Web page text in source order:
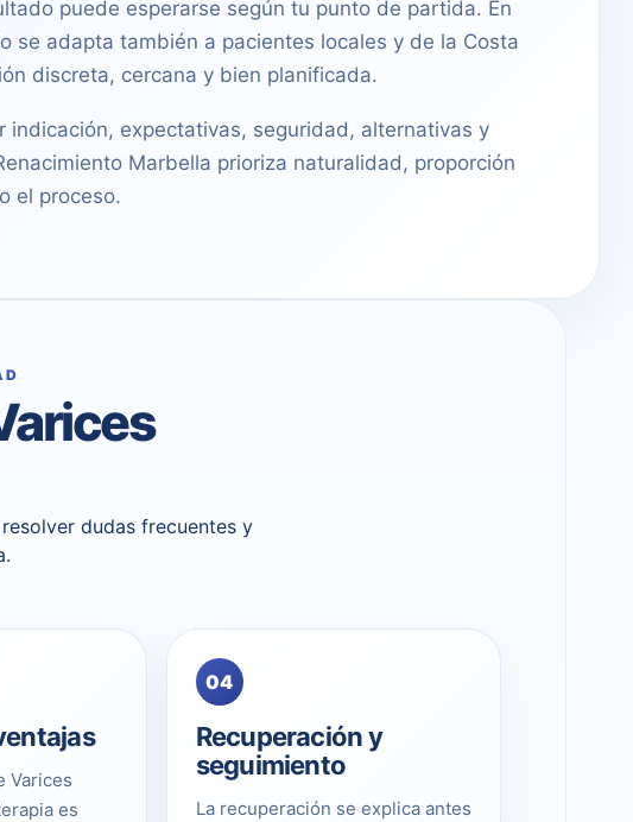
puede esperarse según tu punto de partida. En
se adapta también a pacientes locales y de la Costa
discreta, cercana y bien planificada.
indicación, expectativas, seguridad, alternativas y
Marbella prioriza naturalidad, proporción
el proceso.
dudas frecuentes y
Varices
es
04
Recuperación y
seguimiento
La recuperación se explica antes